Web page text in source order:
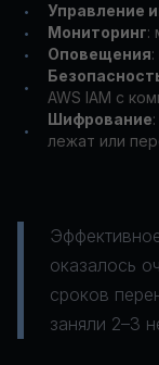
• Управление
• Мониторинг:
• Оповещения
•
AWS IAM с
•
Шифрование
лежат или
оказалось
сроков
заняли 2–3